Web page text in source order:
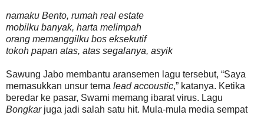
namaku Bento, rumah real estate
mobilku banyak, harta melimpah
orang memanggilku bos eksekutif
tokoh papan atas, atas segalanya, asyik
Sawung Jabo membantu aransemen lagu tersebut, “Saya
memasukkan unsur tema lead accoustic,” katanya. Ketika
beredar ke pasar, Swami memang ibarat virus. Lagu
Bongkarjuga jadi salah satu hit. Mula-mula media sempat